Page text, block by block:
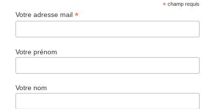
* champ requis
Votre adresse mail*
Votre prénom
Votre nom